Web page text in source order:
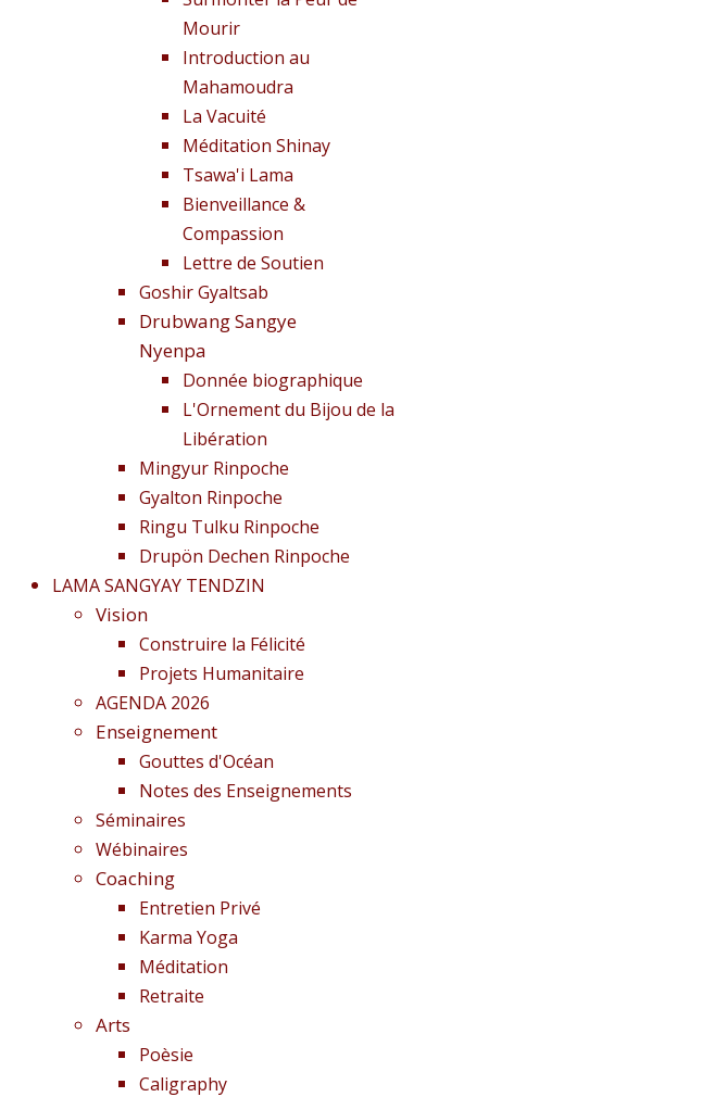
Mourir
Introduction au
Mahamoudra
La Vacuité
Méditation Shinay
Tsawa'i Lama
Bienveillance &
Compassion
Lettre de Soutien
Goshir Gyaltsab
Drubwang Sangye
Nyenpa
Donnée biographique
L'Ornement du Bijou de la
Libération
Mingyur Rinpoche
Gyalton Rinpoche
Ringu Tulku Rinpoche
Drupön Dechen Rinpoche
LAMA SANGYAY TENDZIN
Vision
Construire la Félicité
Projets Humanitaire
AGENDA 2026
Enseignement
Gouttes d'Océan
Notes des Enseignements
Séminaires
Wébinaires
Coaching
Entretien Privé
Karma Yoga
Méditation
Retraite
Arts
Poèsie
Caligraphy